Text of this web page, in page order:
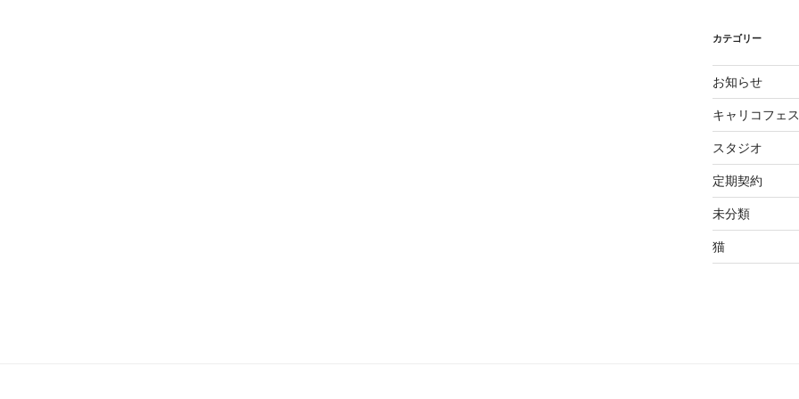
カテゴリー
お知らせ
キャリコフェ
スタジオ
定期契約
未分類
猫